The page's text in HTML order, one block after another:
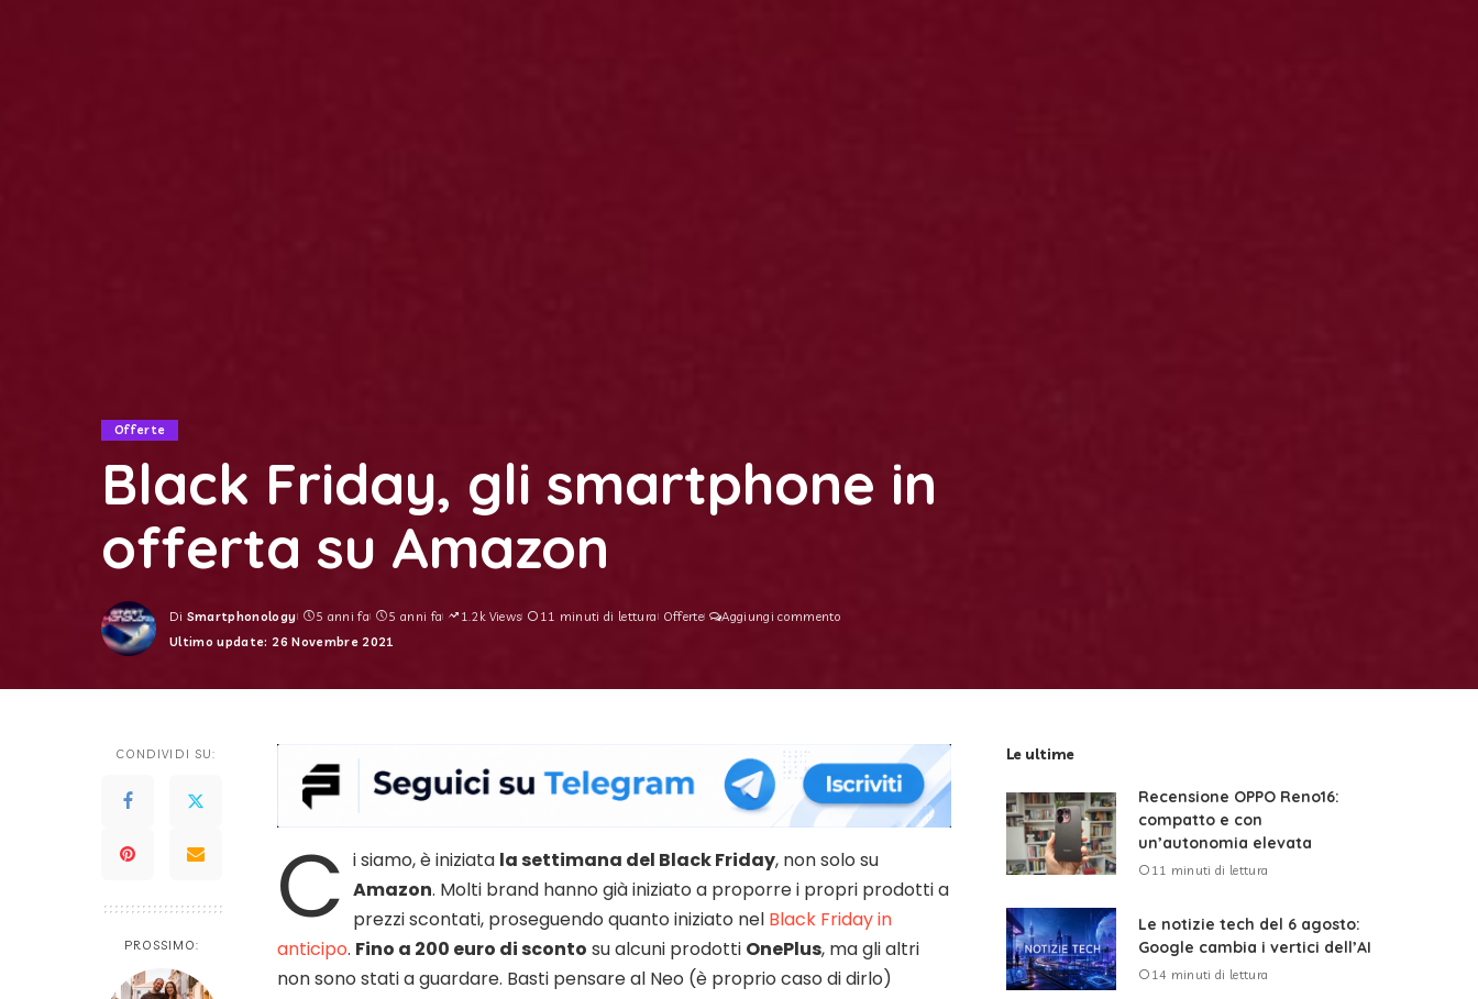
Offerte
Black Friday, gli smartphone in
offerta su Amazon
Posted
by
Di Smartphonology 5 anni fa 5 anni fa 1.2k Views 11 minuti di lettura Offerte
Aggiungi commento
Ultimo update: 26 Novembre 2021
CONDIVIDI SU:
PROSSIMO: C i siamo, è iniziata la settimana del Black Friday, non solo su
Amazon. Molti brand hanno già iniziato a proporre i propri prodotti a
prezzi scontati, proseguendo quanto iniziato nel Black Friday in
anticipo. Fino a 200 euro di sconto su alcuni prodotti OnePlus, ma gli altri
non sono stati a guardare. Basti pensare al Neo (è proprio caso di dirlo)
Le ultime
Recensione OPPO Reno16:
compatto e con
un’autonomia elevata
11 minuti di lettura
Le notizie tech del 6 agosto:
Google cambia i vertici dell’AI
14 minuti di lettura